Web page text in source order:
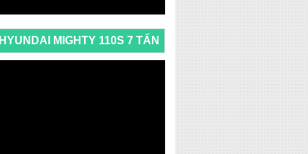
HYUNDAI MIGHTY 110S 7 TẤN